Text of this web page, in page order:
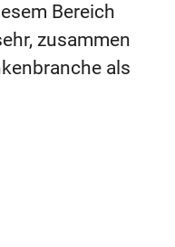
Bereich
zusammen
als